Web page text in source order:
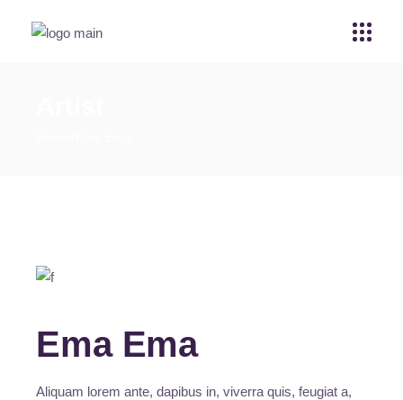
Ema Ema
Aliquam lorem ante, dapibus in, viverra quis, feugiat a,